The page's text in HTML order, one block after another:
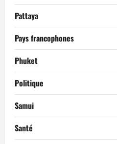
Pattaya
Pays francophones
Phuket
Politique
Samui
Santé